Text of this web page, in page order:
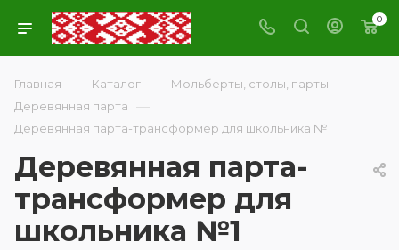
0
Главная — Каталог — Мольберты, столы, парты —
Деревянная парта —
Деревянная парта-трансформер для школьника №1
Деревянная парта-
трансформер для
школьника №1